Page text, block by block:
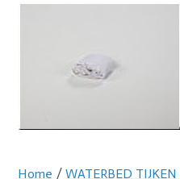
Home /WATERBED TIJKEN